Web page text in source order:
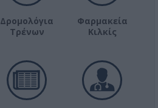
Δρομολόγια
Τρένων
Φαρμακεία
Κιλκίς